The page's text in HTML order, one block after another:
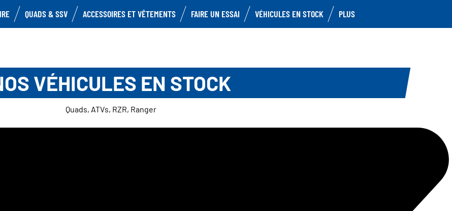
QUADS & SSV ACCESSOIRES ET VÊTEMENTS FAIRE UN ESSAI VÉHICULES EN STOCK PLUS
VÉHICULES EN STOCK
Quads, ATVs, RZR, Ranger